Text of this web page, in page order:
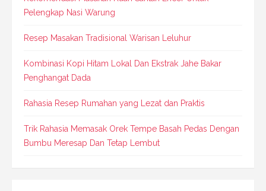
Pelengkap Nasi Warung
Resep Masakan Tradisional Warisan Leluhur
Kombinasi Kopi Hitam Lokal Dan Ekstrak Jahe Bakar
Penghangat Dada
Rahasia Resep Rumahan yang Lezat dan Praktis
Trik Rahasia Memasak Orek Tempe Basah Pedas Dengan
Bumbu Meresap Dan Tetap Lembut